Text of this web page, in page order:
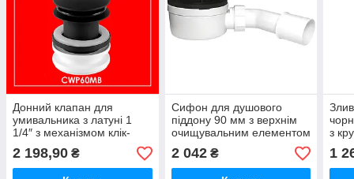
Донний клапан для
умивальника з латуні 1
1/4″ з механізмом клік-
клак чорного матового
кольору CWP60MB
McAlpine
2 198,90 ₴
Сифон для душового
піддону 90 мм з верхнім
очищувальним елементом
чорний мат HC2730LMBN-
PB McAlpine
2 042₴
з
1